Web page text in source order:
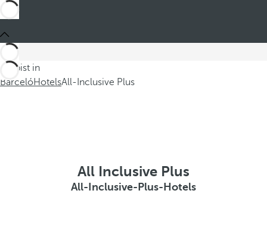
Du bist in
BarcelóHotelsAll-Inclusive Plus
All Inclusive Plus
All-Inclusive-Plus-Hotels